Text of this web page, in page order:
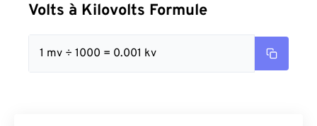
Volts à Kilovolts Formule
1 mv ÷ 1000 = 0.001 kv